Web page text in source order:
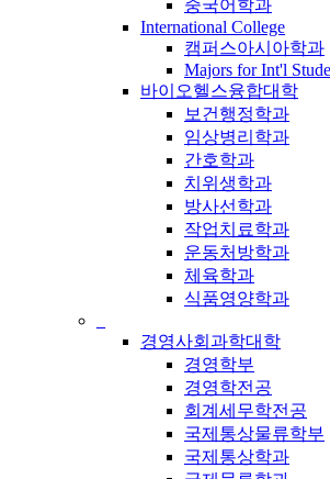
중국어학과
International College
캠퍼스아시아학과
Majors for Int'l
바이오헬스융합대학
보건행정학과
임상병리학과
간호학과
치위생학과
방사선학과
작업치료학과
운동처방학과
체육학과
식품영양학과
경영사회과학대학
경영학부
경영학전공
회계세무학전공
국제통상물류학부
국제통상학과